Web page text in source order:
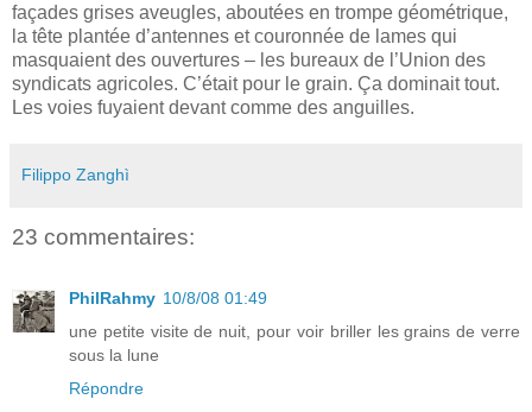
façades grises aveugles, aboutées en trompe géométrique,
la tête plantée d’antennes et couronnée de lames qui
masquaient des ouvertures – les bureaux de l’Union des
syndicats agricoles. C’était pour le grain. Ça dominait tout.
Les voies fuyaient devant comme des anguilles.
Filippo Zanghì
23 commentaires:
PhilRahmy 10/8/08 01:49
une petite visite de nuit, pour voir briller les grains de verre
sous la lune
Répondre